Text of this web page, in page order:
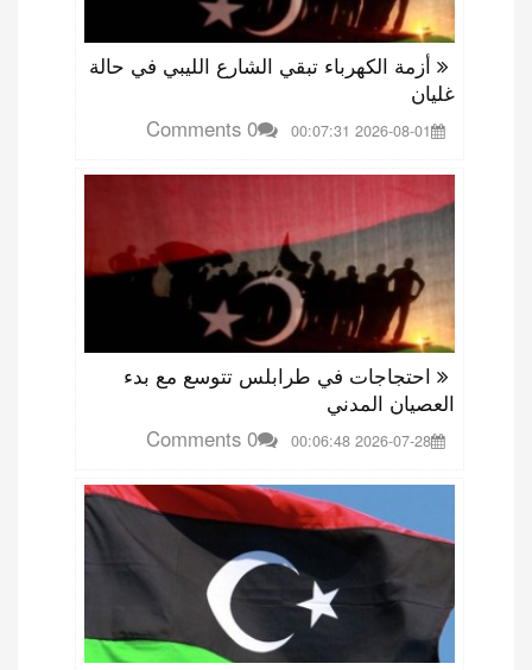
أزمة الكهرباء تبقي الشارع الليبي في حالة
غليان
2026-08-01 00:07:31
0 Comments
احتجاجات في طرابلس تتوسع مع بدء
العصيان المدني
2026-07-28 00:06:48
0 Comments